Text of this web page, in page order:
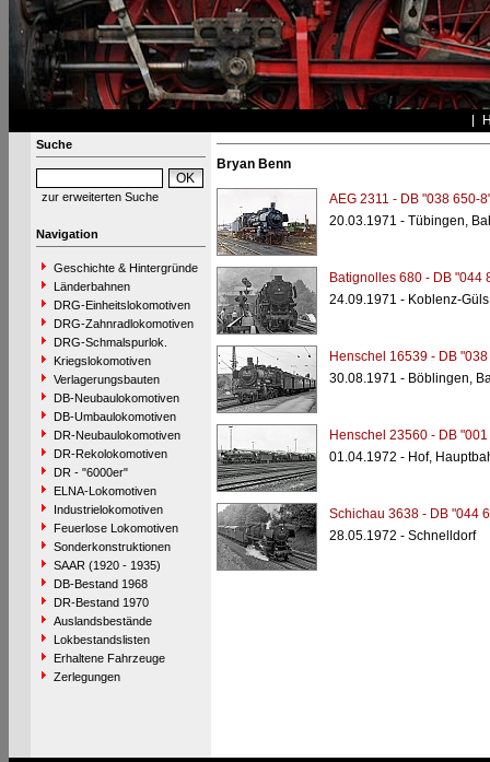
Suche
zur erweiterten Suche
Navigation
Geschichte & Hintergründe
Länderbahnen
DRG-Einheitslokomotiven
DRG-Zahnradlokomotiven
DRG-Schmalspurlok.
Kriegslokomotiven
Verlagerungsbauten
DB-Neubaulokomotiven
DB-Umbaulokomotiven
DR-Neubaulokomotiven
DR-Rekolokomotiven
DR - "6000er"
ELNA-Lokomotiven
Industrielokomotiven
Feuerlose Lokomotiven
Sonderkonstruktionen
SAAR (1920 - 1935)
DB-Bestand 1968
DR-Bestand 1970
Auslandsbestände
Lokbestandslisten
Erhaltene Fahrzeuge
Zerlegungen
Bryan Benn
AEG 2311 - DB "038 650-
20.03.1971 - Tübingen,
Batignolles 680 - DB "044
24.09.1971 - Koblenz-Güls
Henschel 16539 - DB
30.08.1971 - Böblingen,
Henschel 23560 - DB
01.04.1972 - Hof,
Schichau 3638 - DB "044
28.05.1972 - Schnelldorf